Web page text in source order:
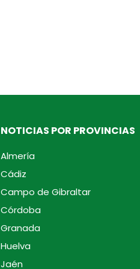
NOTICIAS POR PROVINCIAS
Almería
Cádiz
Campo de Gibraltar
Córdoba
Granada
Huelva
Jaén